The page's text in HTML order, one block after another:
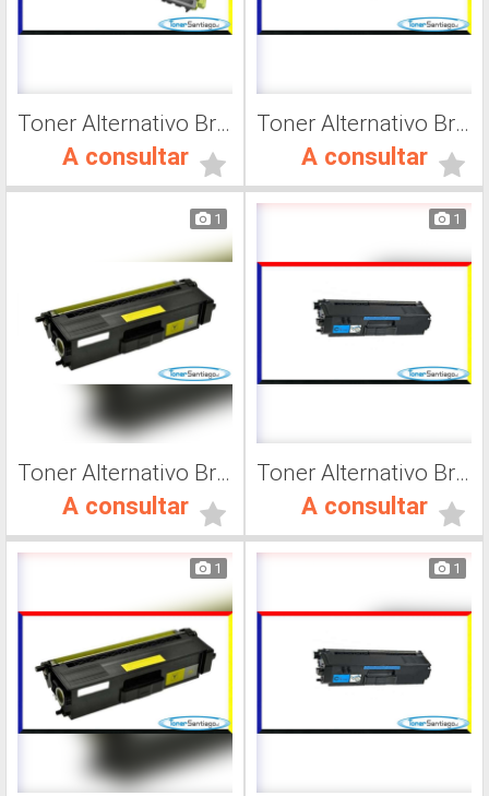
Toner Alternativo Brother TN 217Y, Impresora Láser
A consultar
Toner Alternativo Brother TN 319M, Impresora Láser
A consultar
1
Toner Alternativo Brother TN 419K, Impresora Láser
A consultar
1
Toner Alternativo Brother TN 319Y, Impresora Láser
A consultar
1 1